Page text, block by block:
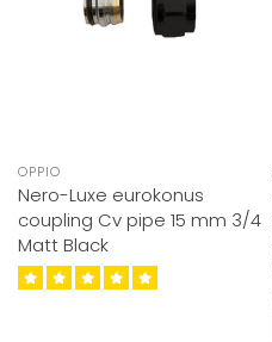
OPPIO
Nero-Luxe eurokonus
coupling Cv pipe 15 mm 3/4
Matt Black